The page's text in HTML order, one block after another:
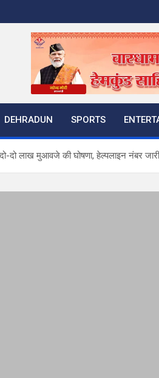
DEHRADUN SPORTS
दो लाख मुआवजे की घोषणा, हेल्पलाइन नंबर जारी